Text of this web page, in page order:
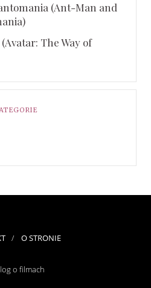
(Ant-Man and
The Way of
O STRONIE
o filmach